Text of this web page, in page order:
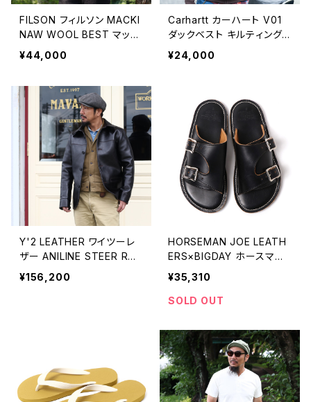
FILSON フィルソン MACKI
NAW WOOL BEST マッキ
ーノウールベスト ALASKA
FIT 全4色
¥44,000
Carhartt カーハート V01
ダックベスト キルティングラ
イニング MEN'S DUCK VE
ST ARCTIC-QUILT LINE
¥24,000
Y'2 LEATHER ワイツーレ
ザー ANILINE STEER RO
UNDED HEM CAR COAT
アニリンステアラウンドヘム
¥156,200
HORSEMAN JOE LEATH
ERS×BIGDAY ホースマン
ジョー モンクストラップサン
ダル ブラック
¥35,310
SOLD OUT